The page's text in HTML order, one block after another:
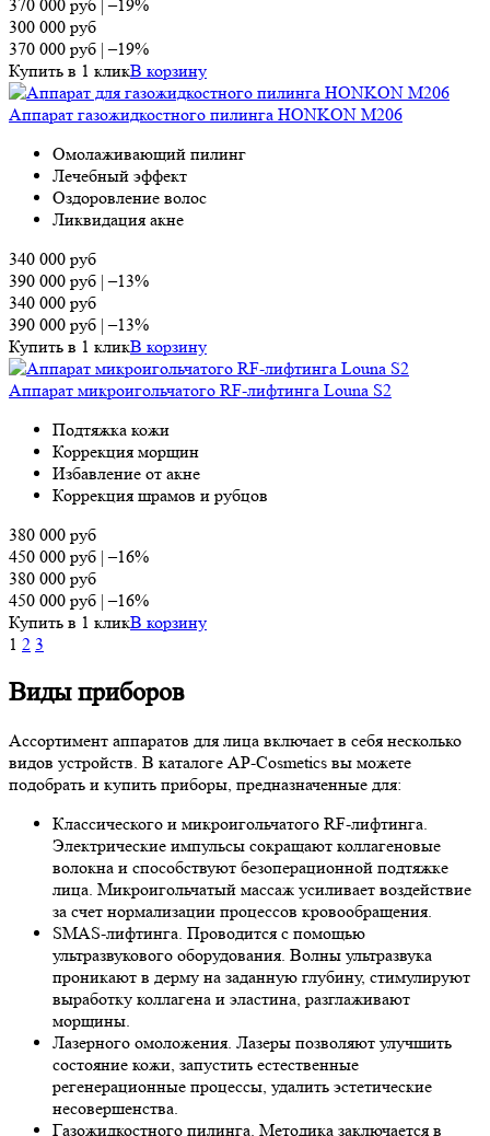
370 000 руб |–19%
300 000 руб
370 000 руб |–19%
Купить в 1 кликВ корзину
Аппарат газожидкостного пилинга HONKON M206
Омолаживающий пилинг
Лечебный эффект
Оздоровление волос
Ликвидация акне
340 000 руб
390 000 руб |–13%
340 000 руб
390 000 руб |–13%
Купить в 1 кликВ корзину
Аппарат микроигольчатого RF-лифтинга Louna S2
Подтяжка кожи
Коррекция морщин
Избавление от акне
Коррекция шрамов и рубцов
380 000 руб
450 000 руб |–16%
380 000 руб
450 000 руб |–16%
Купить в 1 кликВ корзину
1 2 3
Виды приборов
Ассортимент аппаратов для лица включает в себя несколько
видов устройств. В каталоге AP-Cosmetics вы можете
подобрать и купить приборы, предназначенные для:
Классического и микроигольчатого RF-лифтинга.
Электрические импульсы сокращают коллагеновые
волокна и способствуют безоперационной подтяжке
лица. Микроигольчатый массаж усиливает воздействие
за счет нормализации процессов кровообращения.
SMAS-лифтинга. Проводится с помощью
ультразвукового оборудования. Волны ультразвука
проникают в дерму на заданную глубину, стимулируют
выработку коллагена и эластина, разглаживают
морщины.
Лазерного омоложения. Лазеры позволяют улучшить
состояние кожи, запустить естественные
регенерационные процессы, удалить эстетические
несовершенства.
Газожидкостного пилинга. Методика заключается в